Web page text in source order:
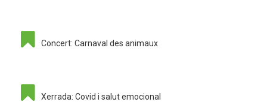
Concert: Carnaval des animaux
Xerrada: Covid i salut emocional